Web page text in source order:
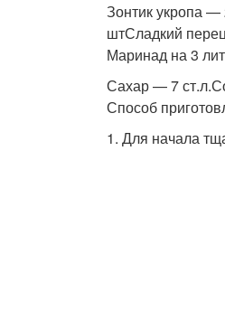
Зонтик укропа
штСладкий
Маринад на 3
Сахар — 7
Способ
1. Для начала